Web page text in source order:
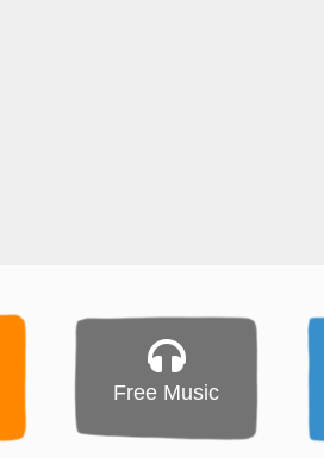
Free Music